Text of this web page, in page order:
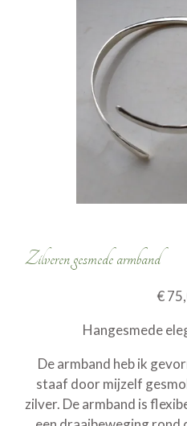
Zilveren gesmede armband
€
Hangesmede
De armband heb ik
staaf door mijzelf
zilver. De armband is